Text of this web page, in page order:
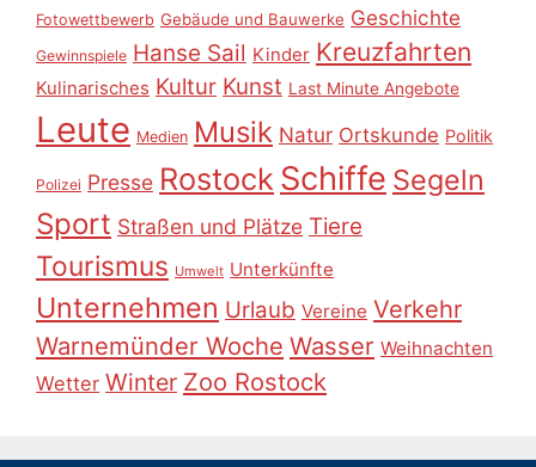
Fotowettbewerb Gebäude und Bauwerke Geschichte
Gewinnspiele Hanse Sail Kinder Kreuzfahrten
Kulinarisches Kultur Kunst Last Minute Angebote
Leute Medien Musik Natur Ortskunde Politik
Polizei Presse Rostock Schiffe Segeln
Sport Straßen und Plätze Tiere
Tourismus Umwelt Unterkünfte
Unternehmen Urlaub Vereine Verkehr
Warnemünder Woche Wasser Weihnachten
Wetter Winter Zoo Rostock